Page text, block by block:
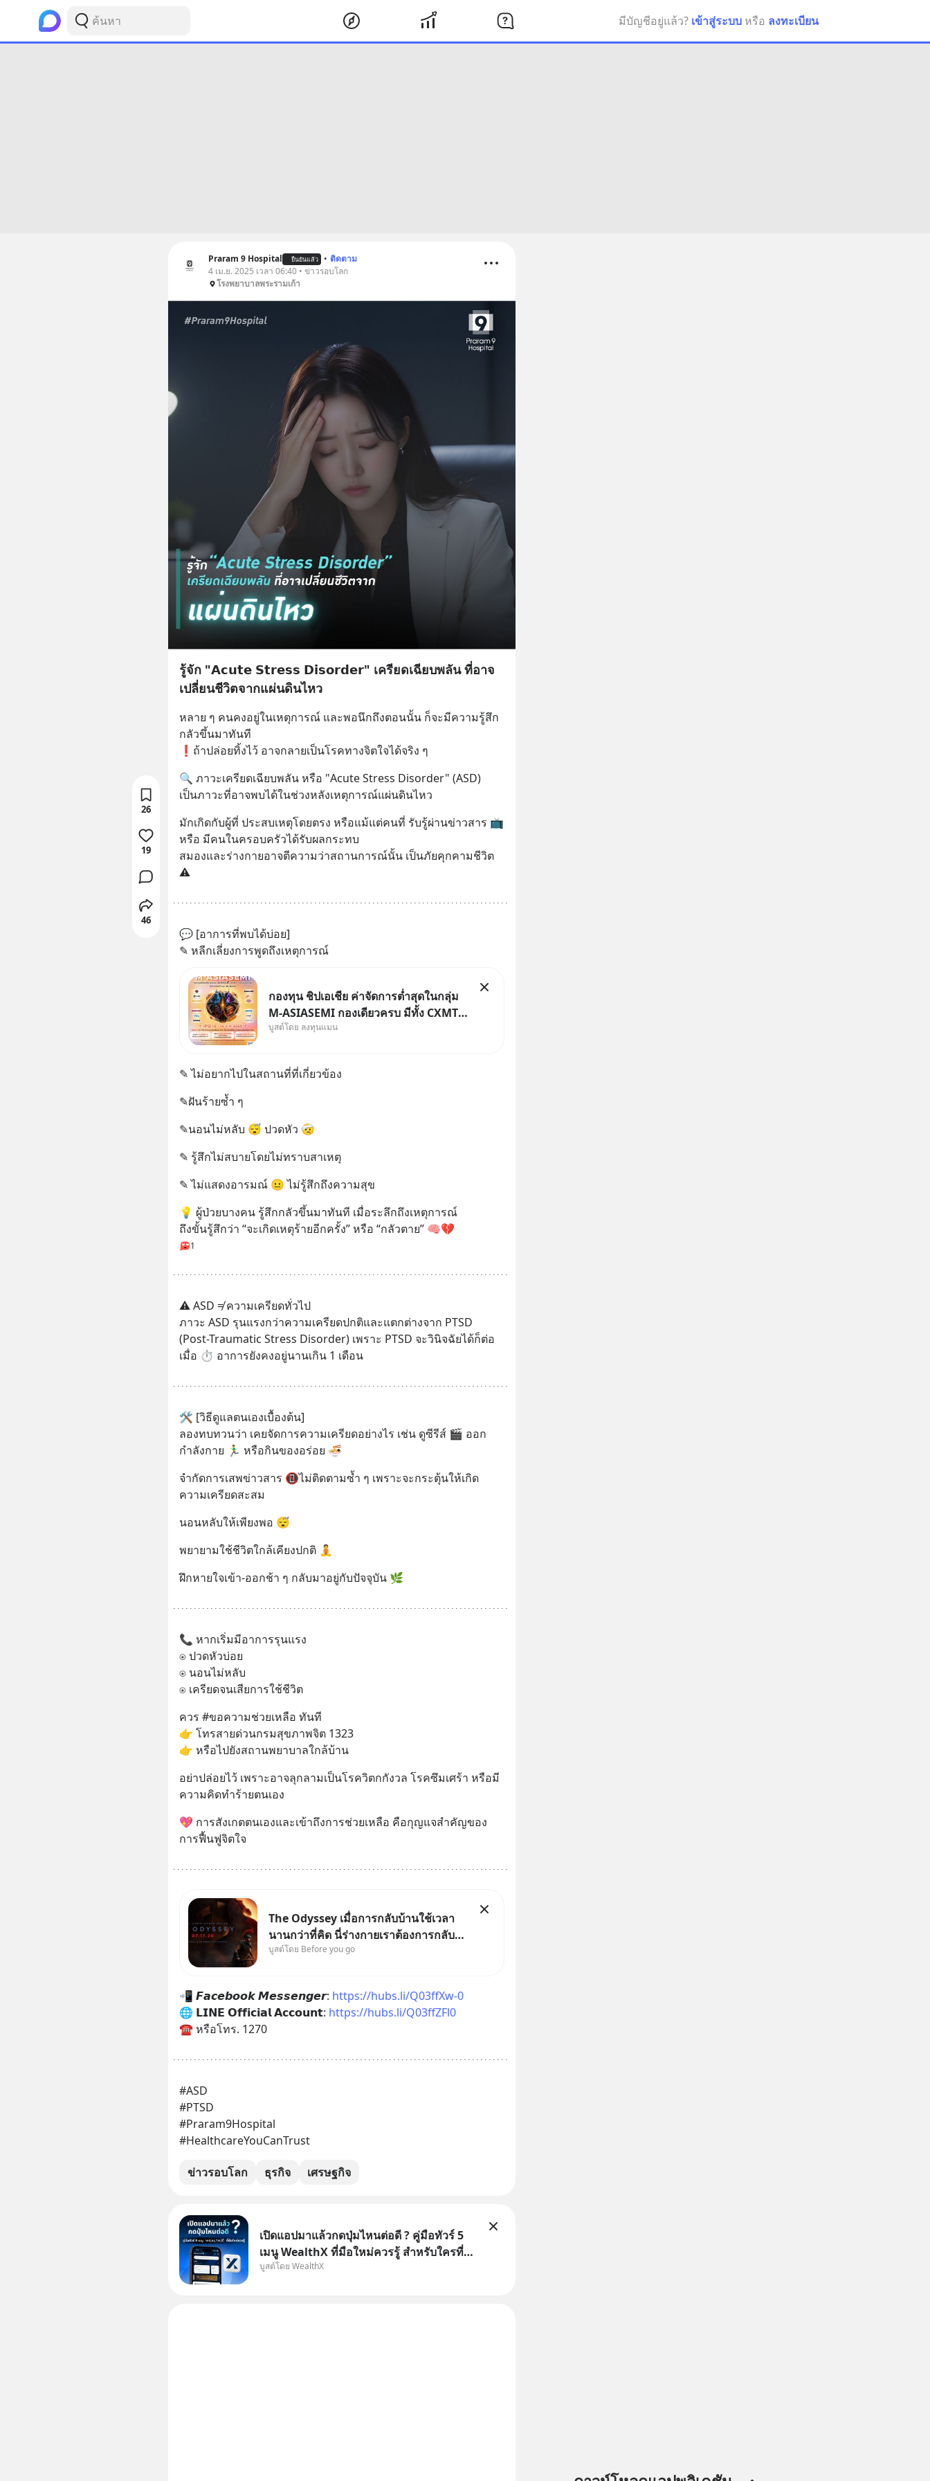
มีบัญชีอยู่แล้ว? เข้าสู่ระบบ หรือ ลงทะเบียน
Praram 9 Hospital ยืนยันแล้ว • ติดตาม
4 เม.ย. 2025 เวลา 06:40 • ข่าวรอบโลก
โรงพยาบาลพระรามเก้า
รู้จัก "𝗔𝗰𝘂𝘁𝗲 𝗦𝘁𝗿𝗲𝘀𝘀 𝗗𝗶𝘀𝗼𝗿𝗱𝗲𝗿" เครียดเฉียบพลัน ที่อาจ
เปลี่ยนชีวิตจากแผ่นดินไหว
หลาย ๆ คนคงอยู่ในเหตุการณ์ และพอนึกถึงตอนนั้น ก็จะมีความรู้สึก
กลัวขึ้นมาทันที
❗ถ้าปล่อยทิ้งไว้ อาจกลายเป็นโรคทางจิตใจได้จริง ๆ
🔍 ภาวะเครียดเฉียบพลัน หรือ "Acute Stress Disorder" (ASD)
เป็นภาวะที่อาจพบได้ในช่วงหลังเหตุการณ์แผ่นดินไหว
มักเกิดกับผู้ที่ ประสบเหตุโดยตรง หรือแม้แต่คนที่ รับรู้ผ่านข่าวสาร 📺
หรือ มีคนในครอบครัวได้รับผลกระทบ
สมองและร่างกายอาจตีความว่าสถานการณ์นั้น เป็นภัยคุกคามชีวิต
⚠️
💬 [อาการที่พบได้บ่อย]
✎ หลีกเลี่ยงการพูดถึงเหตุการณ์
กองทุน ชิปเอเชีย ค่าจัดการต่ำสุดในกลุ่ม
M-ASIASEMI กองเดียวครบ มีทั้ง CXMT
จากจีน TSMC จากไต้หวัน SK Hynix จาก
บูสต์โดย ลงทุนแมน
✎ ไม่อยากไปในสถานที่ที่เกี่ยวข้อง
✎ฝันร้ายซ้ำ ๆ
✎นอนไม่หลับ 😴 ปวดหัว 🤕
✎ รู้สึกไม่สบายโดยไม่ทราบสาเหตุ
✎ ไม่แสดงอารมณ์ 😐 ไม่รู้สึกถึงความสุข
💡 ผู้ป่วยบางคน รู้สึกกลัวขึ้นมาทันที เมื่อระลึกถึงเหตุการณ์
ถึงขั้นรู้สึกว่า “จะเกิดเหตุร้ายอีกครั้ง” หรือ “กลัวตาย” 🧠💔
1
⚠️ ASD ≠ ความเครียดทั่วไป
ภาวะ ASD รุนแรงกว่าความเครียดปกติและแตกต่างจาก PTSD
(Post-Traumatic Stress Disorder) เพราะ PTSD จะวินิจฉัยได้ก็ต่อ
เมื่อ ⏱️ อาการยังคงอยู่นานเกิน 1 เดือน
🛠 [วิธีดูแลตนเองเบื้องต้น]
ลองทบทวนว่า เคยจัดการความเครียดอย่างไร เช่น ดูซีรีส์ 🎬 ออก
กำลังกาย 🏃‍♂️ หรือกินของอร่อย 🍜
จำกัดการเสพข่าวสาร 📵ไม่ติดตามซ้ำ ๆ เพราะจะกระตุ้นให้เกิด
ความเครียดสะสม
นอนหลับให้เพียงพอ 😴
พยายามใช้ชีวิตใกล้เคียงปกติ 🧘
ฝึกหายใจเข้า-ออกช้า ๆ กลับมาอยู่กับปัจจุบัน 🌿
📞 หากเริ่มมีอาการรุนแรง
⍟ ปวดหัวบ่อย
⍟ นอนไม่หลับ
⍟ เครียดจนเสียการใช้ชีวิต
ควร #ขอความช่วยเหลือ ทันที
👉 โทรสายด่วนกรมสุขภาพจิต 1323
👉 หรือไปยังสถานพยาบาลใกล้บ้าน
อย่าปล่อยไว้ เพราะอาจลุกลามเป็นโรควิตกกังวล โรคซึมเศร้า หรือมี
ความคิดทำร้ายตนเอง
💖 การสังเกตตนเองและเข้าถึงการช่วยเหลือ คือกุญแจสำคัญของ
การฟื้นฟูจิตใจ
The Odyssey เมื่อการกลับบ้านใช้เวลา
นานกว่าที่คิด นี่ร่างกายเราต้องการกลับ
บ้านจริงหรือ (SPOILED ALERT!!!) 🔥
บูสต์โดย Before you go
📲 𝙁𝙖𝙘𝙚𝙗𝙤𝙤𝙠 𝙈𝙚𝙨𝙨𝙚𝙣𝙜𝙚𝙧: https://hubs.li/Q03ffXw-0
🌐 𝗟𝗜𝗡𝗘 𝗢𝗳𝗳𝗶𝗰𝗶𝗮𝗹 𝗔𝗰𝗰𝗼𝘂𝗻𝘁: https://hubs.li/Q03ffZFl0
☎️ หรือโทร. 1270
#ASD
#PTSD
#Praram9Hospital
#HealthcareYouCanTrust
ข่าวรอบโลก ธุรกิจ เศรษฐกิจ
26
19
46
เปิดแอปมาแล้วกดปุ่มไหนต่อดี ? คู่มือทัวร์ 5
เมนู WealthX ที่มือใหม่ควรรู้ สำหรับใครที่
เพิ่งโหลดแอปมา แต่ยังงง ๆ ไม่รู้ว่าต้องกดปุ่ม
บูสต์โดย WealthX